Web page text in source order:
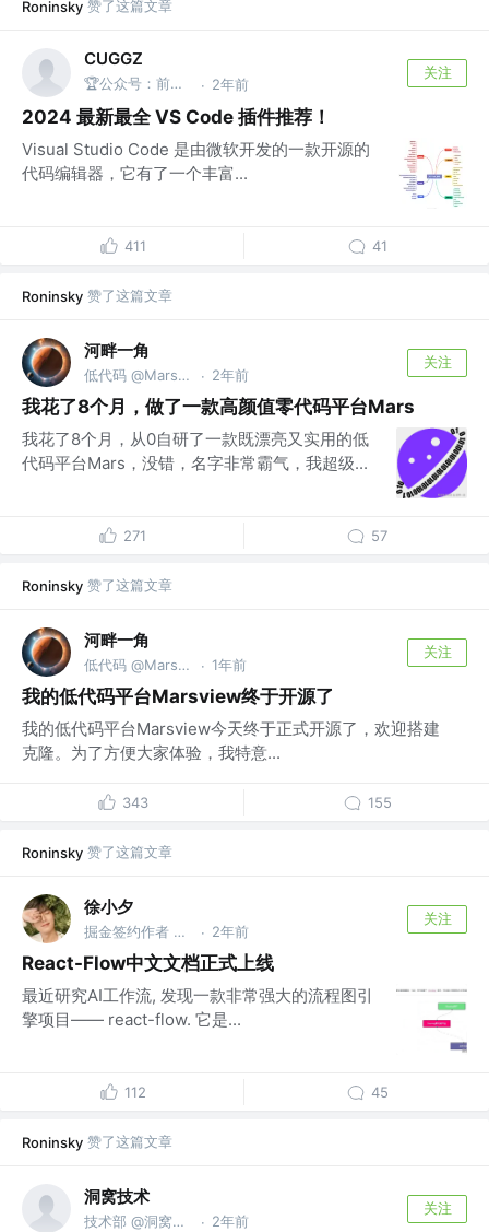
Roninsky 赞了这篇文章
CUGGZ
🏆公众号：前端充电宝 · 2年前
关注
2024 最新最全 VS Code 插件推荐！
Visual Studio Code 是由微软开发的一款开源的
代码编辑器，它有了一个丰富...
411 41
Roninsky 赞了这篇文章
河畔一角
低代码 @Marsview · 2年前
关注
我花了8个月，做了一款高颜值零代码平台Mars
我花了8个月，从0自研了一款既漂亮又实用的低
代码平台Mars，没错，名字非常霸气，我超级...
271 57
Roninsky 赞了这篇文章
河畔一角
低代码 @Marsview · 1年前
关注
我的低代码平台Marsview终于开源了
我的低代码平台Marsview今天终于正式开源了，欢迎搭建
克隆。为了方便大家体验，我特意...
343 155
Roninsky 赞了这篇文章
徐小夕
掘金签约作者 @flowmix多模态 · 2年前
关注
React-Flow中文文档正式上线
最近研究AI工作流, 发现一款非常强大的流程图引
擎项目—— react-flow. 它是...
112 45
Roninsky 赞了这篇文章
洞窝技术
技术部 @洞窝数字 · 2年前
关注